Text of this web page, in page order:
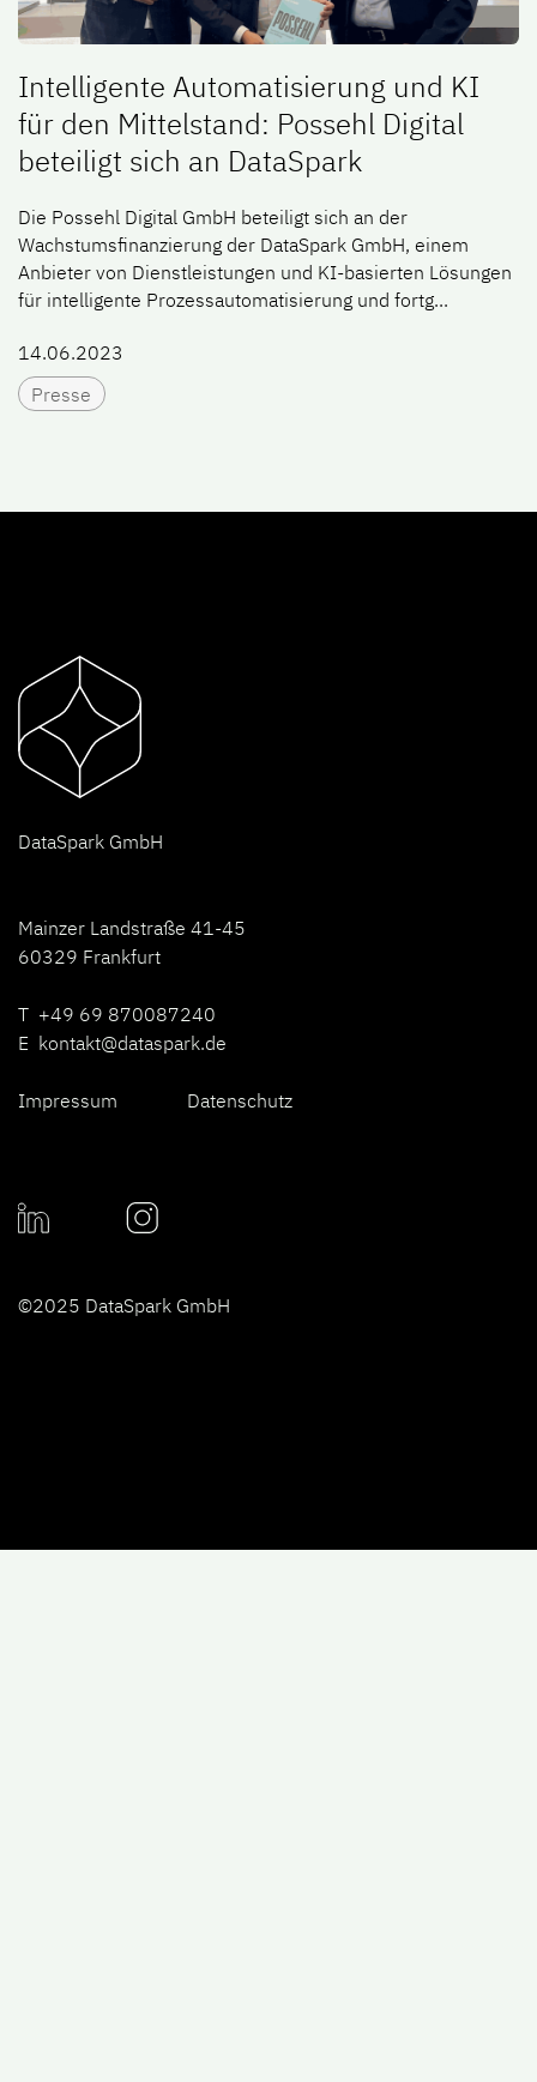
Intelligente Automatisierung und KI
für den Mittelstand: Possehl Digital
beteiligt sich an DataSpark
Die Possehl Digital GmbH beteiligt sich an der
Wachstumsfinanzierung der DataSpark GmbH, einem
Anbieter von Dienstleistungen und KI-basierten Lösungen
für intelligente Prozessautomatisierung und fortg...
14.06.2023
Presse
DataSpark GmbH
Mainzer Landstraße 41-45
60329 Frankfurt
T +49 69 870087240
E kontakt@dataspark.de
Impressum Datenschutz
©2025 DataSpark GmbH